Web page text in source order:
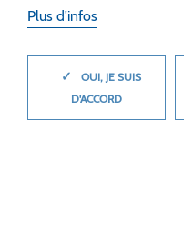
Plus d'infos
✓
OUI, JE SUIS
D'ACCORD
MASQUER